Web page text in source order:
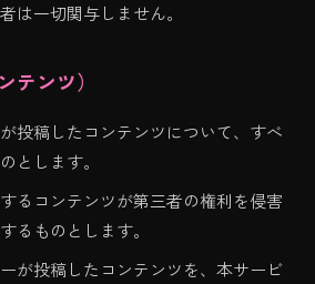
は一切関与しません。
テンツ）
投稿したコンテンツについて、すべ
とします。
るコンテンツが第三者の権利を侵害
るものとします。
が投稿したコンテンツを、本サービ